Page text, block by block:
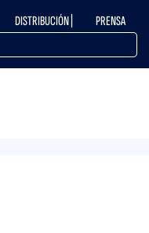
DISTRIBUCIÓN | PRENSA